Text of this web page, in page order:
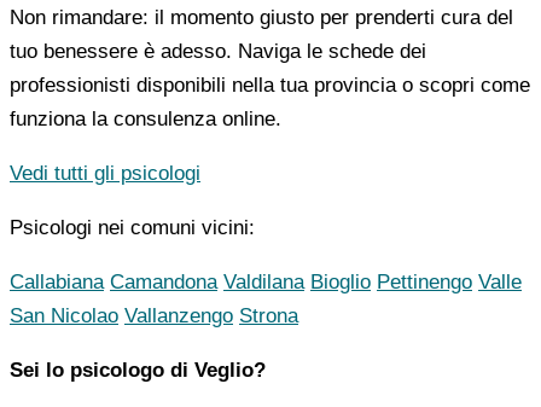
Non rimandare: il momento giusto per prenderti cura del
tuo benessere è adesso. Naviga le schede dei
professionisti disponibili nella tua provincia o scopri come
funziona la consulenza online.
Vedi tutti gli psicologi
Psicologi nei comuni vicini:
Callabiana Camandona Valdilana Bioglio Pettinengo Valle
San Nicolao Vallanzengo Strona
Sei lo psicologo di Veglio?